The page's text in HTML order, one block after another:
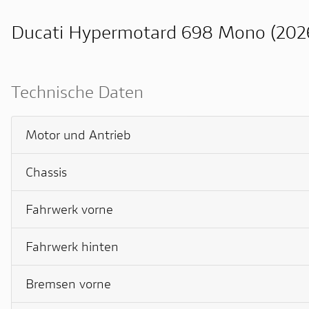
Ducati Hypermotard 698 Mono
Technische Daten
Motor und Antrieb
Chassis
Fahrwerk vorne
Fahrwerk hinten
Bremsen vorne